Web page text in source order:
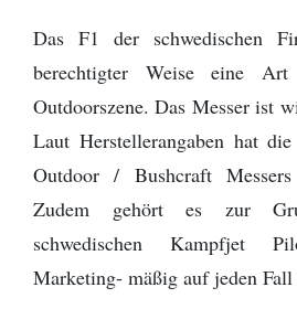
Das F1 der schwedischen
berechtigter Weise eine
Outdoorszene. Das Messer ist
Laut Herstellerangaben hat
Outdoor / Bushcraft
Zudem gehört es zur
schwedischen Kampfjet
Marketing- mäßig auf jeden Fall